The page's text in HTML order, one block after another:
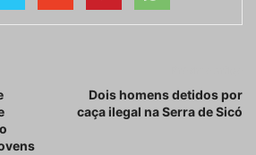
Dois homens detidos por
caça ilegal na Serra de Sicó